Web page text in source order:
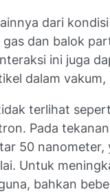
dari
dan balok
ini juga
dalam
terlihat
Pada
50
Untuk
bahkan